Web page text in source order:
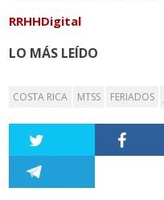
RRHHDigital
LO MÁS LEÍDO
COSTA RICA MTSS FERIADOS